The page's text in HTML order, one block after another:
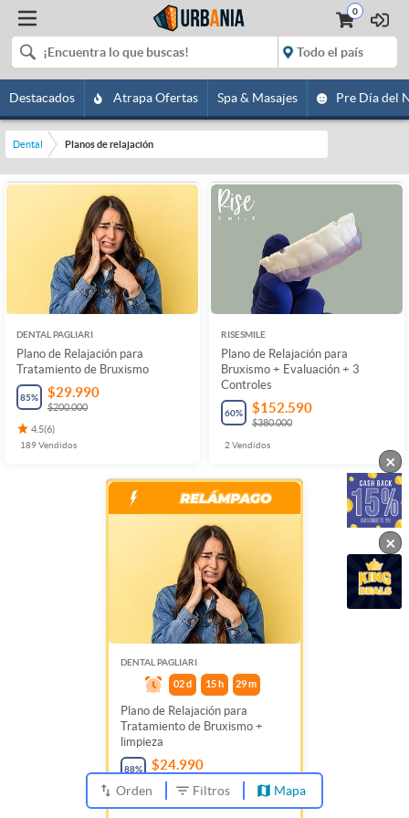
0
Destacados Atrapa Ofertas Spa & Masajes Pre Día del
Dental Planos de relajación
DENTAL PAGLIARI
Plano de Relajación para
Tratamiento de Bruxismo
85% $29.990
$200.000
4.5(6)
189Vendidos
RISESMILE
Plano de Relajación para
Bruxismo + Evaluación + 3
Controles
60% $152.590
$380.000
2 Vendidos
DENTAL PAGLIARI
02 d 15 h 29m
Plano de Relajación para
Tratamiento de Bruxismo +
limpieza
88% $24.990
$200.000
Orden Filtros Mapa
×
×